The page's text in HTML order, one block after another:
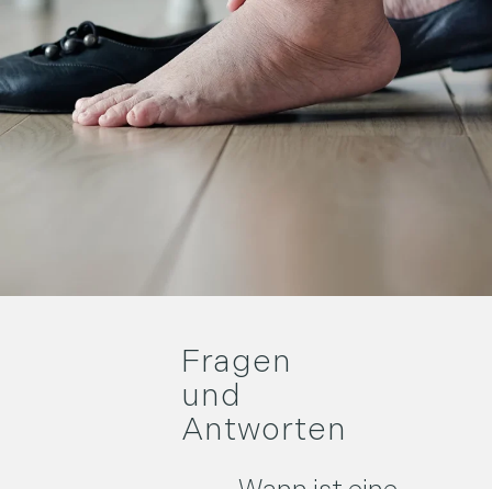
Fragen
und
Antworten